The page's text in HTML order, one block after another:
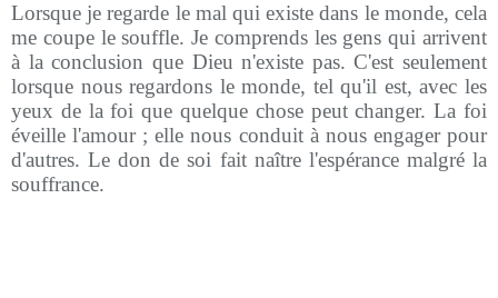
Lorsque je regarde le mal qui existe dans le monde, cela
me coupe le souffle. Je comprends les gens qui arrivent
à la conclusion que Dieu n'existe pas. C'est seulement
lorsque nous regardons le monde, tel qu'il est, avec les
yeux de la foi que quelque chose peut changer. La foi
éveille l'amour ; elle nous conduit à nous engager pour
d'autres. Le don de soi fait naître l'espérance malgré la
souffrance.